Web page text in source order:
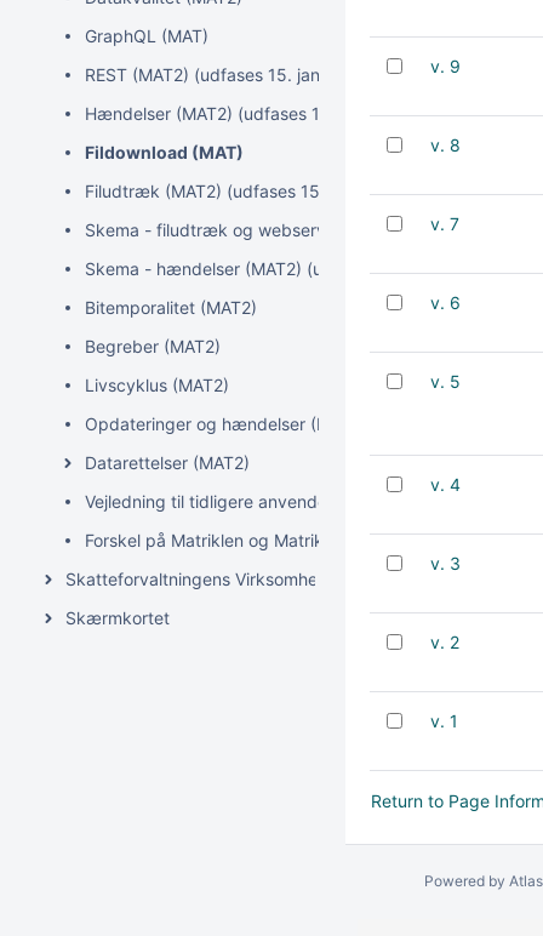
GraphQL (MAT)
REST (MAT2) (udfases 15. januar 2027)
Hændelser (MAT2) (udfases 15. januar 2027)
Fildownload (MAT)
Filudtræk (MAT2) (udfases 15. januar 2027)
Skema - filudtræk og webservices (MAT2) (udfases 15.
Skema - hændelser (MAT2) (udfases 15. januar 2027)
Bitemporalitet (MAT2)
Begreber (MAT2)
Livscyklus (MAT2)
Opdateringer og hændelser (MAT2)
Datarettelser (MAT2)
Vejledning til tidligere anvendere af Kortforsyningen og
Forskel på Matriklen og Matriklen2
Skatteforvaltningens Virksomhedsregister (SVR)
Skærmkortet
v. 9
v. 8
v. 7
v. 6
v. 5
v. 4
v. 3
v. 2
v. 1
Return to Page
Powered by